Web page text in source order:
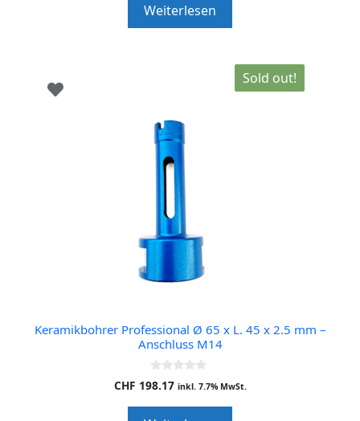
o
f
5
Weiterlesen
Sold out!
Keramikbohrer Professional Ø 65 x L. 45 x 2.5 mm –
Anschluss M14
0
o
CHF 198.17 inkl. 7.7% MwSt.